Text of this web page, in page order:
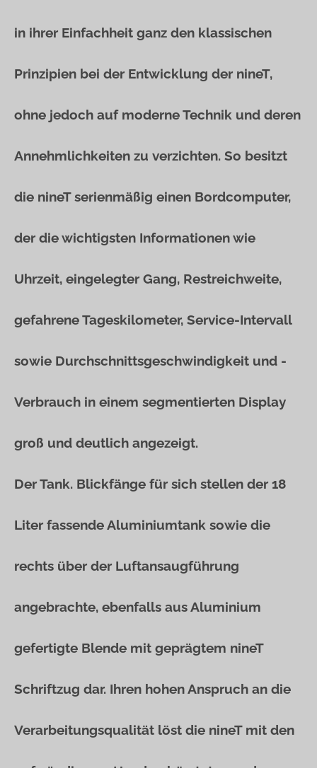
in ihrer Einfachheit ganz den klassischen
Prinzipien bei der Entwicklung der nineT,
ohne jedoch auf moderne Technik und deren
Annehmlichkeiten zu verzichten. So besitzt
die nineT serienmäßig einen Bordcomputer,
der die wichtigsten Informationen wie
Uhrzeit, eingelegter Gang, Restreichweite,
gefahrene Tageskilometer, Service-Intervall
sowie Durchschnittsgeschwindigkeit und -
Verbrauch in einem segmentierten Display
groß und deutlich angezeigt.
Der Tank. Blickfänge für sich stellen der 18
Liter fassende Aluminiumtank sowie die
rechts über der Luftansaugführung
angebrachte, ebenfalls aus Aluminium
gefertigte Blende mit geprägtem nineT
Schriftzug dar. Ihren hohen Anspruch an die
Verarbeitungsqualität löst die nineT mit den